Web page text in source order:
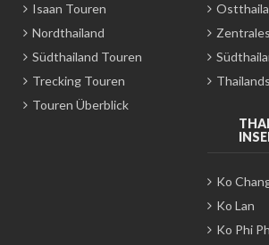
Isaan Touren
Nordthailand
Südthailand Touren
Trecking Touren
Touren Überblick
Ko
Ko Lan
Ko Phi